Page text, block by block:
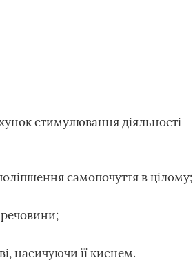
стимулювання діяльності
самопочуття в цілому;
насичуючи її киснем.